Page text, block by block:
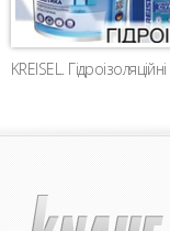
KREISEL.